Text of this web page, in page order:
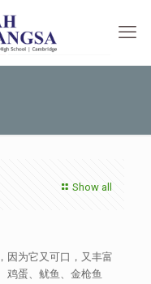
Show all
因为它又可口，又丰富
鸡蛋、鱿鱼、金枪鱼